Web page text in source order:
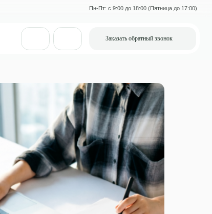
Пн-Пт: с 9:00 до 18:00 (Пятница до 17:00)
Заказать обратный звонок